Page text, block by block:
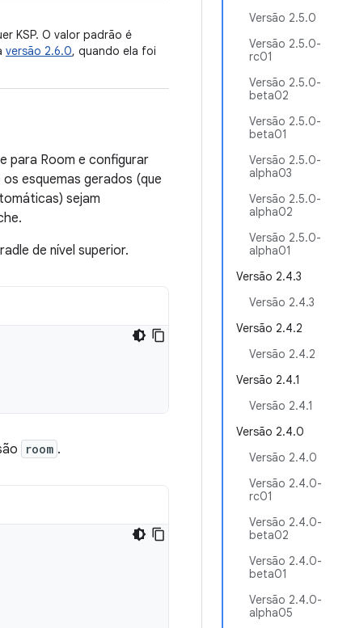
Versão 2.5.0
Versão 2.5.0-
rc01
Versão 2.5.0-
beta02
Versão 2.5.0-
beta01
Versão 2.5.0-
alpha03
Versão 2.5.0-
alpha02
Versão 2.5.0-
alpha01
Versão 2.4.3
Versão 2.4.3
Versão 2.4.2
Versão 2.4.2
Versão 2.4.1
Versão 2.4.1
Versão 2.4.0
Versão 2.4.0
Versão 2.4.0-
rc01
Versão 2.4.0-
beta02
Versão 2.4.0-
beta01
Versão 2.4.0-
alpha05
KSP. O valor padrão é
versão 2.6.0, quando ela foi
para Room e configurar
esquemas gerados (que
sejam
de nível superior.
room .